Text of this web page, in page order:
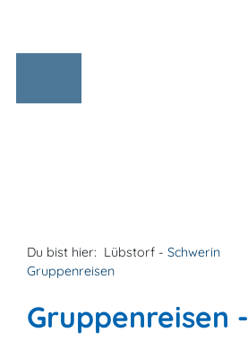
Du bist hier: Lübstorf - Schwerin
Gruppenreisen
Gruppenreisen -